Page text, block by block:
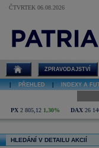
ČTVRTEK 06.08.2026
Deckers
Outdoor online
ZPRAVODAJSTVÍ
PŘEHLED INDEXY A
PX 2 805,12 1,30% DAX 26
HLEDÁNÍ V DETAILU AKCIÍ